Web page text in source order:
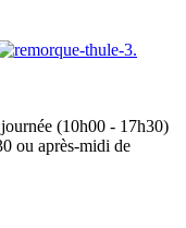
(10h00 - 17h30)
ou après-midi de